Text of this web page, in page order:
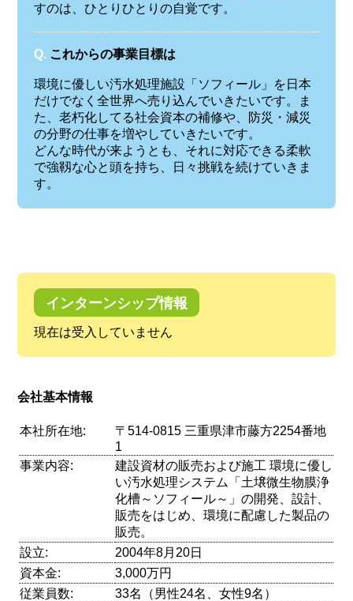
すのは、ひとりひとりの自覚です。
Q. これからの事業目標は
環境に優しい汚水処理施設「ソフィール」を日本
だけでなく全世界へ売り込んでいきたいです。ま
た、老朽化してる社会資本の補修や、防災・減災
の分野の仕事を増やしていきたいです。
どんな時代が来ようとも、それに対応できる柔軟
で強靱な心と頭を持ち、日々挑戦を続けていきま
す。
インターンシップ情報
現在は受入していません
会社基本情報
本社所在地:
〒514-0815 三重県津市藤方2254番地
1
事業内容:
建設資材の販売および施工 環境に優し
い汚水処理システム「土壌微生物膜浄
化槽～ソフィール～」の開発、設計、
販売をはじめ、環境に配慮した製品の
販売。
設立:
2004年8月20日
資本金:
3,000万円
従業員数:
33名（男性24名、女性9名）